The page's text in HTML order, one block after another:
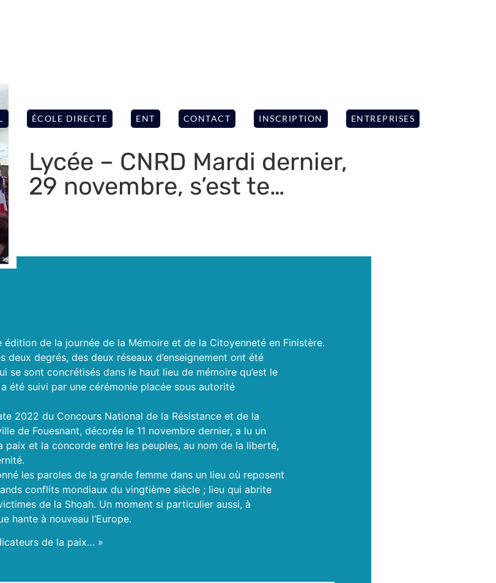
ÉCOLE DIRECTE ENT CONTACT INSCRIPTION ENTREPRISES
Lycée – CNRD Mardi dernier,
29 novembre, s’est te…
édition de la journée de la Mémoire et de la Citoyenneté en Finistère.
deux degrés, des deux réseaux d’enseignement ont été
se sont concrétisés dans le haut lieu de mémoire qu’est le
été suivi par une cérémonie placée sous autorité
2022 du Concours National de la Résistance et de la
de Fouesnant, décorée le 11 novembre dernier, a lu un
et la concorde entre les peuples, au nom de la liberté,
les paroles de la grande femme dans un lieu où reposent
conflits mondiaux du vingtième siècle ; lieu qui abrite
de la Shoah. Un moment si particulier aussi, à
hante à nouveau l’Europe.
de la paix… »